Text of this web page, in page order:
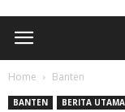
Home Banten
BANTEN BERITA UTAMA